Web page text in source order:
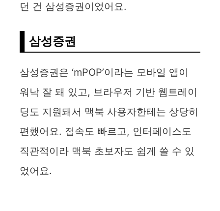
던 건 삼성증권이었어요.
삼성증권
삼성증권은 ‘mPOP’이라는 모바일 앱이
워낙 잘 돼 있고, 브라우저 기반 웹트레이
딩도 지원돼서 맥북 사용자한테는 상당히
편했어요. 접속도 빠르고, 인터페이스도
직관적이라 맥북 초보자도 쉽게 쓸 수 있
었어요.